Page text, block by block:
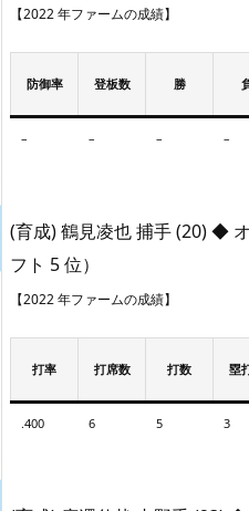
【2022 年ファームの成績】
防御率 登板数 勝
– – – –
(育成) 鶴見凌也 捕手 (20) ◆
フト 5 位）
【2022 年ファームの成績】
打率 打席数 打数 塁
.400 6 5 3